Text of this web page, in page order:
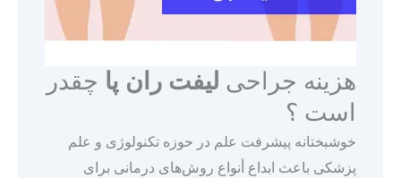
هزینه جراحی لیفت ران پا چقدر
است ؟
خوشبختانه پیشرفت علم در حوزه تکنولوژی و علم
پزشکی باعث ابداع أنواع روش‌های درمانی برای